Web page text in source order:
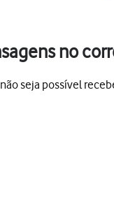
no
seja possível